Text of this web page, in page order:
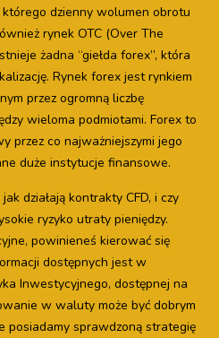
dzienny wolumen obrotu
rynek OTC (Over The
żadna “giełda forex”, która
Rynek forex jest rynkiem
przez ogromną liczbę
wieloma podmiotami. Forex to
przez co najważniejszymi jego
duże instytucje finansowe.
działają kontrakty CFD, i czy
ryzyko utraty pieniędzy.
powinieneś kierować się
dostępnych jest w
Inwestycyjnego, dostępnej na
w waluty może być dobrym
posiadamy sprawdzoną strategię